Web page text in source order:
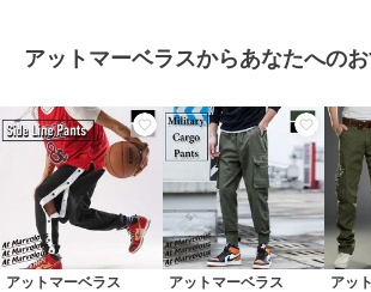
■こんな検索ワードで探せる
ックパンツ ストリート 6色 春夏秋
【ジョガーパンツ メンズのストリート定番】
サイドストライプ2本がスポーティーに映えるジ
ズ。スウェット素材+裾しぼりでリラックス感の
ツメンズ。ウエストゴム+ドローコード仕様のラ
ートカジュアルに最適です。
【こんなコーデに】
アットマーベラスからあなたへの
アットマーベラス アットマーベラス アッ